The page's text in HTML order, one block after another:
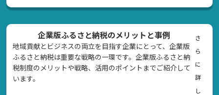
企業版ふるさと納税のメリットと事例
地域貢献とビジネスの両立を目指す企業にとって、企業版
ふるさと納税は重要な戦略の一環です。企業版ふるさと納
税制度のメリットや戦略、活用のポイントまでご紹介して
います。
さ
ら
に
詳
し